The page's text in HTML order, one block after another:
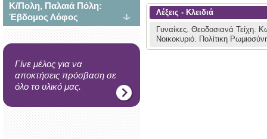
Κ/Πολη, Παλαιά Πόλη:
Έβδομος Λόφος
Γίνε μέλος για να
αποκτήσεις πρόσβαση σε
όλο το υλικό μας.
Λέξεις - Κλειδιά
Γυναίκες. Θεοδοσιανά Τείχη.
Νοικοκυριό. Πολίτικη